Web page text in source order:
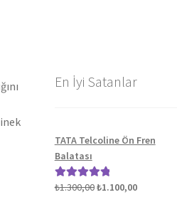
En İyi Satanlar
TATA Telcoline Ön Fren
Balatası
5 üzerinden
₺1.300,00Orijinal
₺1.100,00Şu